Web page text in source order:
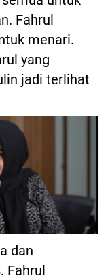
Fahrul
menari.
yang
jadi terlihat
dan
Fahrul